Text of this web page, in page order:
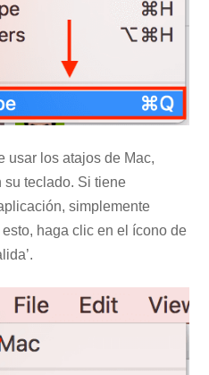
usar los atajos de Mac,
su teclado. Si tiene
simplemente
haga clic en el ícono de